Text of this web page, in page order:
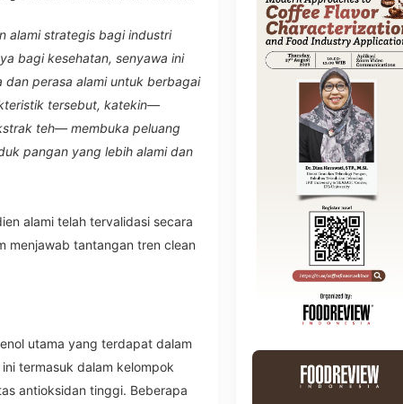
alami strategis bagi industri
bagi kesehatan, senyawa ini
perasa alami untuk berbagai
tersebut, katekin—
teh— membuka peluang
pangan yang lebih alami dan
alami telah tervalidasi secara
menjawab tantangan tren clean
utama yang terdapat dalam
termasuk dalam kelompok
antioksidan tinggi. Beberapa